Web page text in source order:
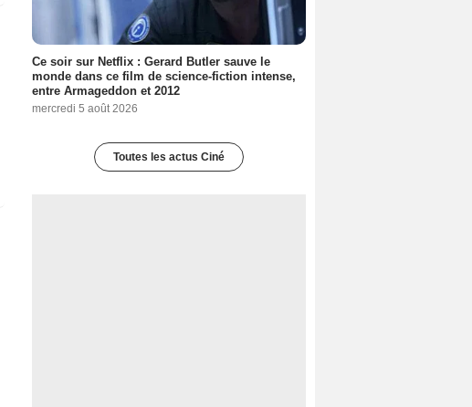
Ce soir sur Netflix : Gerard Butler sauve le
monde dans ce film de science-fiction intense,
entre Armageddon et 2012
mercredi 5 août 2026
Toutes les actus Ciné